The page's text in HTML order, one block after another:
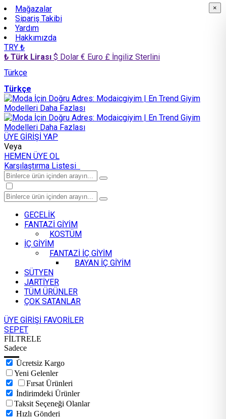
Mağazalar
Sipariş Takibi
Yardım
Hakkımızda
TRY ₺
₺ Türk Lirası $ Dolar € Euro £ İngiliz Sterlini
Türkçe
Türkçe
ÜYE GİRİŞİ YAP
Veya
HEMEN ÜYE OL
Karşılaştırma Listesi
GECELİK
FANTAZİ GİYİM
KOSTÜM
İÇ GİYİM
FANTAZİ İÇ GİYİM
BAYAN İÇ GİYİM
SÜTYEN
JARTİYER
TÜM ÜRÜNLER
ÇOK SATANLAR
ÜYE GİRİŞİ FAVORİLER
SEPET
FİLTRELE
Sadece
Ücretsiz Kargo
Yeni Gelenler
Fırsat Ürünleri
İndirimdeki Ürünler
Taksit Seçeneği Olanlar
Hızlı Gönderi
×
×